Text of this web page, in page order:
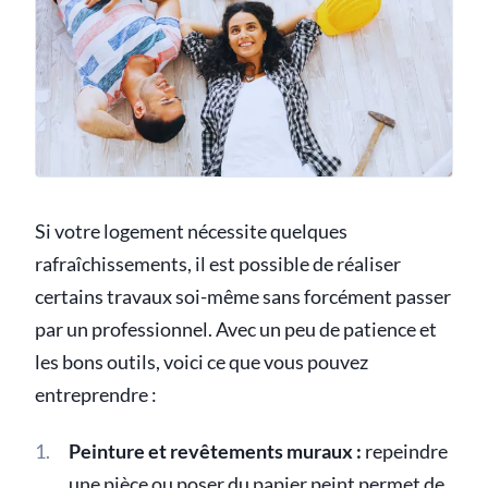
Si votre logement nécessite quelques
rafraîchissements, il est possible de réaliser
certains travaux soi-même sans forcément passer
par un professionnel. Avec un peu de patience et
les bons outils, voici ce que vous pouvez
entreprendre :
Peinture et revêtements muraux : repeindre